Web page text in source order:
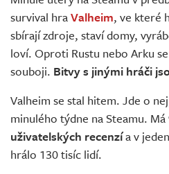
Živě
survival hraValheim, ve které
sbírají zdroje, staví domy,
loví. Oproti Rustu nebo Arku
souboji. Bitvy s jinými hráči
Valheim se stal hitem. Jde o
minulého týdne na Steamu. Má
uživatelských recenzía v
hrálo 130 tisíc lidí.